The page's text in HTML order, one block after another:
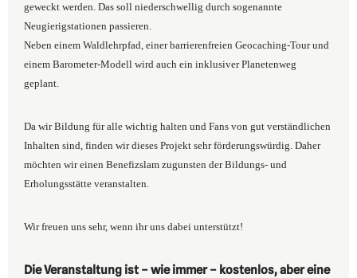
geweckt werden. Das soll niederschwellig durch sogenannte
Neugierigstationen passieren.
Neben einem Waldlehrpfad, einer barrierenfreien Geocaching-Tour und
einem Barometer-Modell wird auch ein inklusiver Planetenweg
geplant.
Da wir Bildung für alle wichtig halten und Fans von gut verständlichen
Inhalten sind, finden wir dieses Projekt sehr förderungswürdig. Daher
möchten wir einen Benefizslam zugunsten der Bildungs- und
Erholungsstätte veranstalten.
Wir freuen uns sehr, wenn ihr uns dabei unterstützt!
Die Veranstaltung ist – wie immer – kostenlos, aber eine